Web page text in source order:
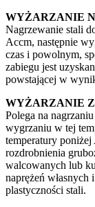
WYŻARZANIE
Nagrzewanie stali
Accm, następnie
czas i powolnym,
zabiegu jest
powstającej w
WYŻARZANIE
Polega na
wygrzaniu w tej
temperatury
rozdrobnienia
walcowanych lub
naprężeń
plastyczności stali.